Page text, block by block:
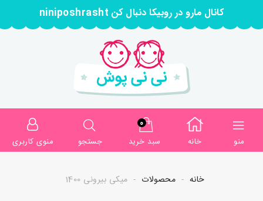
کانال مارو در روبیکا دنبال کن niniposhrasht
منو خانه
0
سبد خرید
جستجو منوی کاربری
خانه محصولات میکی بیرونی 1400